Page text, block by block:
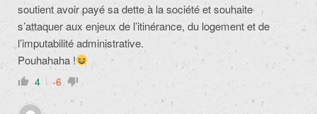
soutient avoir payé sa dette à la société et souhaite
s’attaquer aux enjeux de l’itinérance, du logement et de
l’imputabilité administrative.
Pouhahaha !
4 -6